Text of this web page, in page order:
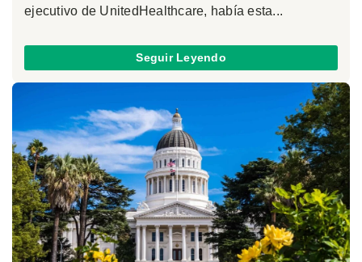
ejecutivo de UnitedHealthcare, había esta...
Seguir Leyendo